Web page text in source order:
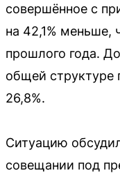
совершённое с
на 42,1% меньше,
прошлого года.
общей структуре
26,8%.
Ситуацию
совещании под